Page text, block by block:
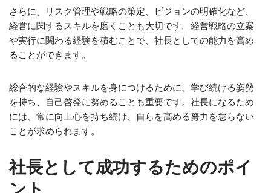
さらに、リスク管理や戦略の策定、ビジョンの明確化など、
経営に関するスキルを磨くことも大切です。経営戦略の立案
や実行に関わる経験を積むことで、社長としての能力を高め
ることができます。
総合的な経験やスキルを身につけるために、学び続ける姿勢
を持ち、自己啓発に努めることも重要です。社長になるため
には、常に向上心を持ち続け、自らを高める努力を怠らない
ことが求められます。
社長として成功するためのポイ
ント